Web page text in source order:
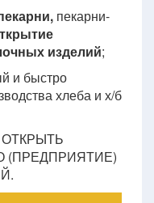
пекарни-
изделий;
и быстро
хлеба и х/б
ОТКРЫТЬ
(ПРЕДПРИЯТИЕ)